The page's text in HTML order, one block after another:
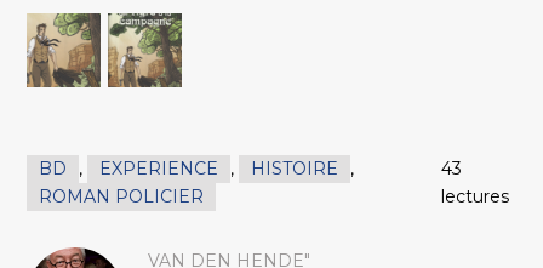
BD , EXPERIENCE , HISTOIRE
,
ROMAN POLICIER
43
lectures
VAN DEN HENDE"